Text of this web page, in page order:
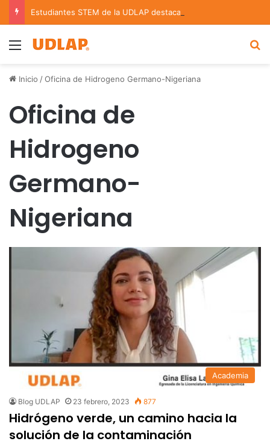
Menu
Inicio /Oficina de Hidrogeno Germano-Nigeriana
Oficina de
Hidrogeno
Germano-
Nigeriana
Academia
Blog UDLAP 23 febrero, 2023 877
Hidrógeno verde, un camino hacia la
solución de la contaminación